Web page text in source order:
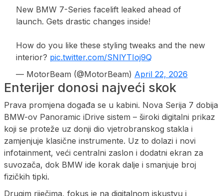
New BMW 7-Series facelift leaked ahead of
launch. Gets drastic changes inside!
How do you like these styling tweaks and the new
interior? pic.twitter.com/SNlYTIoj9Q
— MotorBeam (@MotorBeam) April 22, 2026
Enterijer donosi najveći skok
Prava promjena događa se u kabini. Nova Serija 7 dobija
BMW-ov Panoramic iDrive sistem – široki digitalni prikaz
koji se proteže uz donji dio vjetrobranskog stakla i
zamjenjuje klasične instrumente. Uz to dolazi i novi
infotainment, veći centralni zaslon i dodatni ekran za
suvozača, dok BMW ide korak dalje i smanjuje broj
fizičkih tipki.
Drugim riječima, fokus je na digitalnom iskustvu i